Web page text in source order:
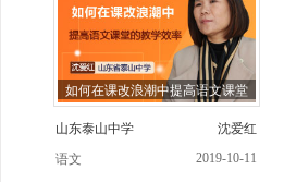
如何在课改浪潮中提高语文课堂
山东泰山中学
沈爱红
语文
2019-10-11